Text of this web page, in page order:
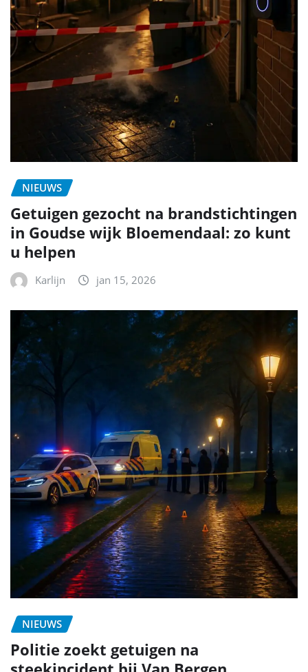
NIEUWS
Getuigen gezocht na brandstichtingen
in Goudse wijk Bloemendaal: zo kunt
u helpen
Karlijn jan 15, 2026
NIEUWS
Politie zoekt getuigen na